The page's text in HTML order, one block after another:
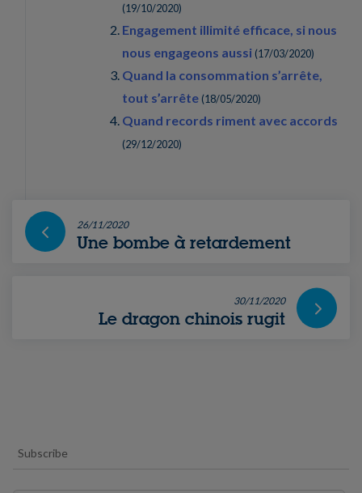
(19/10/2020)
Engagement illimité efficace, si nous
nous engageons aussi (17/03/2020)
Quand la consommation s’arrête,
tout s’arrête (18/05/2020)
Quand records riment avec accords
(29/12/2020)
26/11/2020
Une bombe à retardement
30/11/2020
Le dragon chinois rugit
Subscribe